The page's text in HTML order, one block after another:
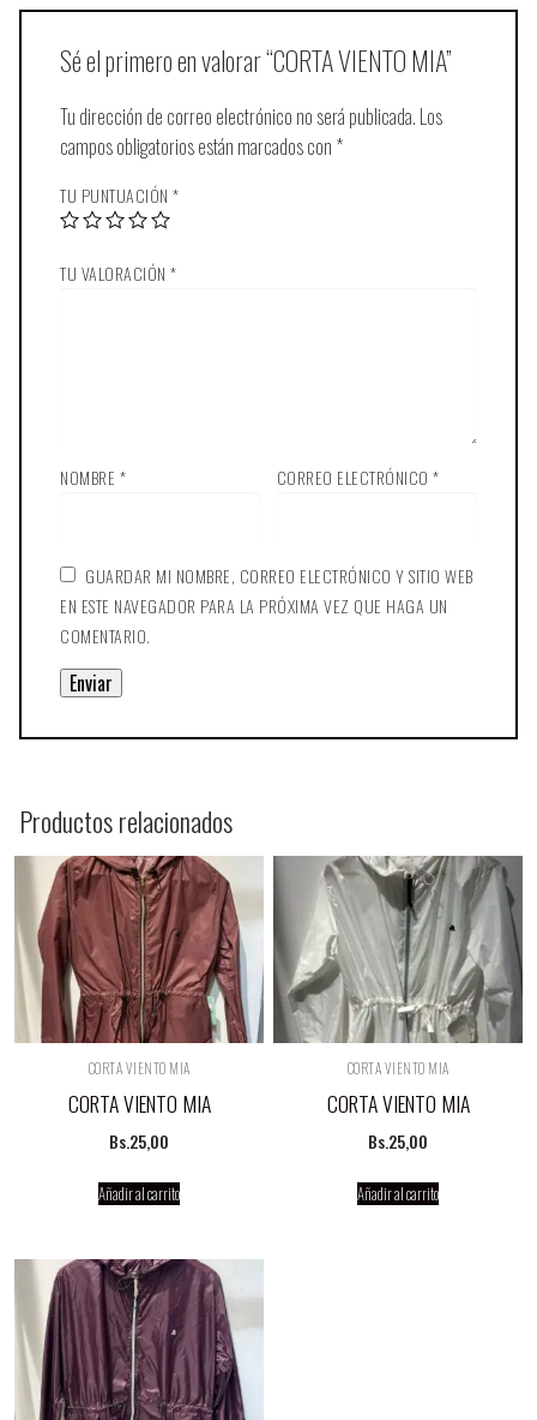
Sé el primero en valorar “CORTA VIENTO MIA”
Tu dirección de correo electrónico no será publicada. Los
campos obligatorios están marcados con *
TU PUNTUACIÓN *
TU VALORACIÓN *
NOMBRE * CORREO ELECTRÓNICO*
GUARDAR MI NOMBRE, CORREO ELECTRÓNICO Y SITIO WEB
EN ESTE NAVEGADOR PARA LA PRÓXIMA VEZ QUE HAGA UN
COMENTARIO.
Productos relacionados
CORTA VIENTO MIA
CORTA VIENTO MIA
Bs.25,00
Añadir al carrito
CORTA VIENTO MIA
CORTA VIENTO MIA
Bs.25,00
Añadir al carrito